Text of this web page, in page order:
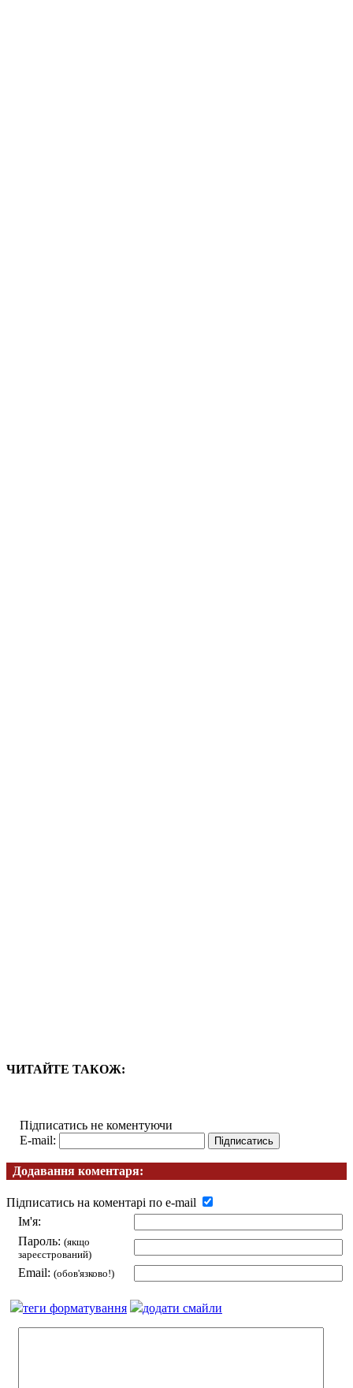
ЧИТАЙТЕ ТАКОЖ:
Підписатись не коментуючи
E-mail:
Додавання коментаря:
Підписатись на коментарі по e-mail
Ім'я:
Пароль: (якщо
зареєстрований)
Email: (обов'язково!)
теги форматування додати смайли